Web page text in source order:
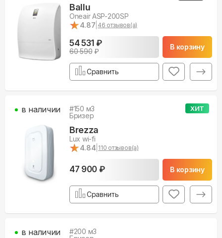
Ballu
Oneair ASP-200SP
★
★4.87 46 отзывов(а)
54 531 ₽
60 590₽
В корзину
Сравнить
ХИТ
#150 м3
Бризер
Brezza
Lux wi-fi
★
★4.84 110 отзывов(а)
47 900 ₽ В корзину
в наличии
Сравнить
#200 м3
в наличии